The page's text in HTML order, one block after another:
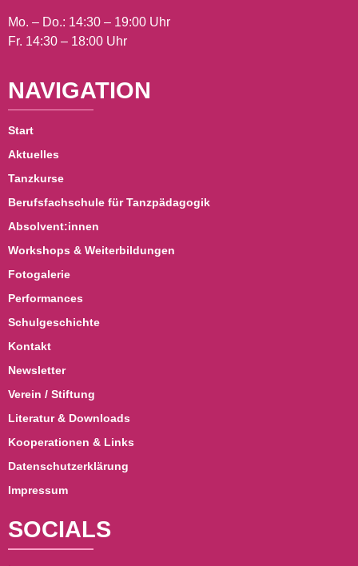
Mo. – Do.: 14:30 – 19:00 Uhr
Fr. 14:30 – 18:00 Uhr
NAVIGATION
Start
Aktuelles
Tanzkurse
Berufsfachschule für Tanzpädagogik
Absolvent:innen
Workshops & Weiterbildungen
Fotogalerie
Performances
Schulgeschichte
Kontakt
Newsletter
Verein / Stiftung
Literatur & Downloads
Kooperationen & Links
Datenschutzerklärung
Impressum
SOCIALS